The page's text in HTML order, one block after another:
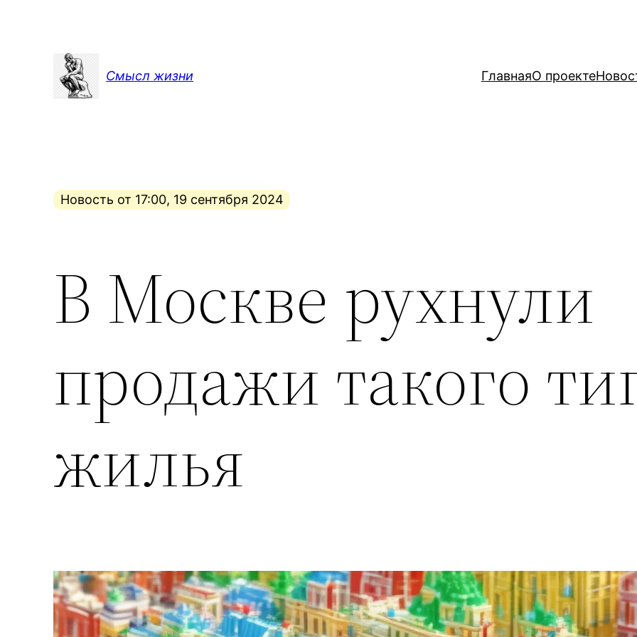
содержимому
Смысл жизни
ГлавнаяО проекте
Новость от 17:00, 19 сентября 2024
В Москве рухнули
продажи такого
жилья